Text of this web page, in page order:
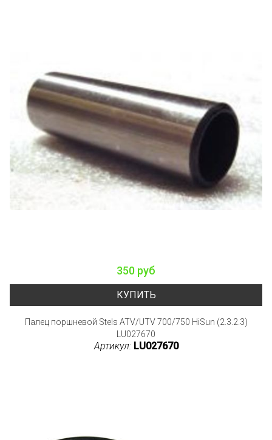
350 руб
КУПИТЬ
Палец поршневой Stels ATV/UTV 700/750 HiSun (2.3.2.3)
LU027670
Артикул: LU027670